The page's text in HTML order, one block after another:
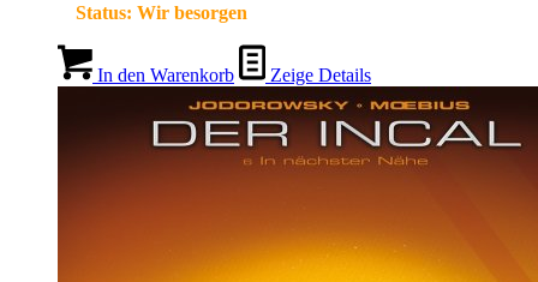
Status: Wir besorgen
In den Warenkorb Zeige Details